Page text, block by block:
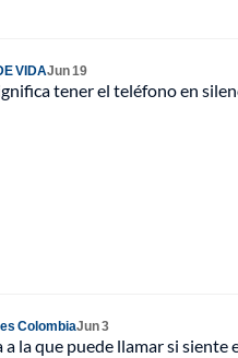
VIDAJun 19
tener el teléfono en
ColombiaJun 3
a la que puede llamar si